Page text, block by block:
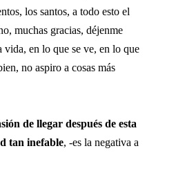
los santos, a todo esto el
muchas gracias, déjenme
vida, en lo que se ve, en lo que
no aspiro a cosas más
de llegar después de esta
tan inefable, -es la negativa a